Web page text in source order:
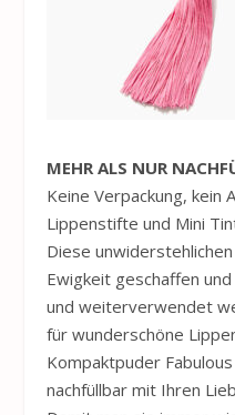
MEHR ALS NUR
Keine Verpackung, kein
Lippenstifte und Mini
Diese
Ewigkeit geschaffen
und weiterverwendet
für wunderschöne
Kompaktpuder Fabulous
nachfüllbar mit Ihren